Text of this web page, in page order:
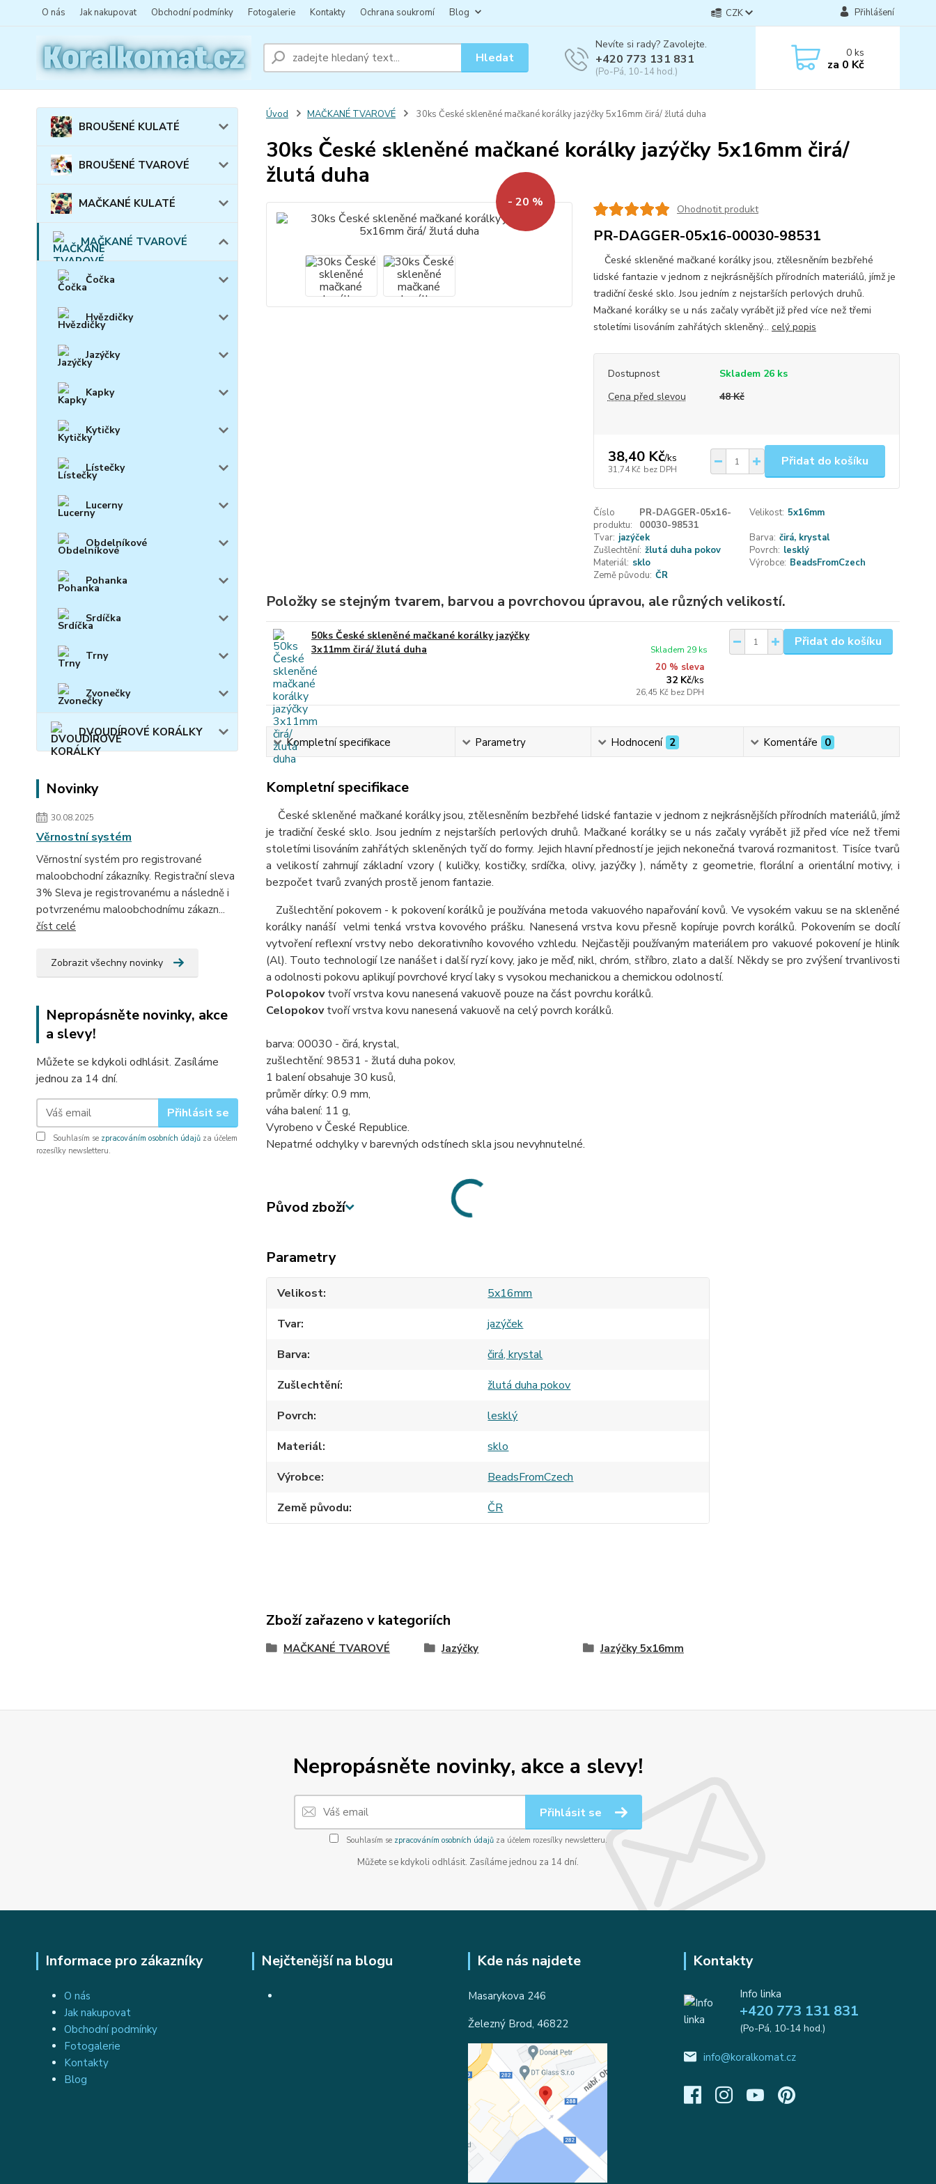
O nás Jak nakupovat Obchodní podmínky Fotogalerie Kontakty Ochrana soukromí Blog CZK Přihlášení
Hledat
Nevíte si rady? Zavolejte.
+420 773 131 831
(Po-Pá, 10-14 hod.)
0ks
za 0 Kč
BROUŠENÉ KULATÉ
BROUŠENÉ TVAROVÉ
MAČKANÉ KULATÉ
MAČKANÉ TVAROVÉ
Čočka
Hvězdičky
Jazýčky
Kapky
Kytičky
Lístečky
Lucerny
Obdelníkové
Pohanka
Srdíčka
Trny
Zvonečky
DVOUDÍROVÉ KORÁLKY
Novinky
30.08.2025
Věrnostní systém
Věrnostní systém pro registrované
maloobchodní zákazníky. Registrační sleva
3% Sleva je registrovanému a následně i
potvrzenému maloobchodnímu zákazn...
číst celé
Zobrazit všechny novinky
Nepropásněte novinky, akce
a slevy!
Můžete se kdykoli odhlásit. Zasíláme
jednou za 14 dní.
Přihlásit se
Souhlasím se zpracováním osobních údajů za účelem
rozesílky newsletteru.
Úvod MAČKANÉ TVAROVÉ 30ks České skleněné mačkané korálky jazýčky 5x16mm čirá/ žlutá duha
30ks České skleněné mačkané korálky jazýčky 5x16mm čirá/
žlutá duha
- 20 % Ohodnotit produkt
PR-DAGGER-05x16-00030-98531
České skleněné mačkané korálky jsou, ztělesněním bezbřehé
lidské fantazie v jednom z nejkrásnějších přírodních materiálů, jímž je
tradiční české sklo. Jsou jedním z nejstarších perlových druhů.
Mačkané korálky se u nás začaly vyrábět již před více než třemi
stoletími lisováním zahřátých skleněný... celý popis
Dostupnost
Skladem 26 ks
Cena před slevou
48 Kč
38,40 Kč/ks
31,74 Kč bez DPH
Přidat do košíku
Číslo
produktu:
PR-DAGGER-05x16-
00030-98531
Velikost: 5x16mm
Tvar: jazýček Barva: čirá, krystal
Zušlechtění: žlutá duha pokov Povrch: lesklý
Materiál: sklo Výrobce: BeadsFromCzech
Země původu: ČR
Položky se stejným tvarem, barvou a povrchovou úpravou, ale různých velikostí.
50ks České skleněné mačkané korálky jazýčky
3x11mm čirá/ žlutá duha
20 % sleva
32 Kč/ks
26,45 Kč bez DPH
Skladem 29 ks
Přidat do košíku
Kompletní specifikace Parametry Hodnocení 2 Komentáře 0
Kompletní specifikace
České skleněné mačkané korálky jsou, ztělesněním bezbřehé lidské fantazie v jednom z nejkrásnějších přírodních materiálů, jímž
je tradiční české sklo. Jsou jedním z nejstarších perlových druhů. Mačkané korálky se u nás začaly vyrábět již před více než třemi
stoletími lisováním zahřátých skleněných tyčí do formy. Jejich hlavní předností je jejich nekonečná tvarová rozmanitost. Tisíce tvarů
a velikostí zahrnují základní vzory ( kuličky, kostičky, srdíčka, olivy, jazýčky ), náměty z geometrie, florální a orientální motivy, i
bezpočet tvarů zvaných prostě jenom fantazie.
Zušlechtění pokovem - k pokovení korálků je používána metoda vakuového napařování kovů. Ve vysokém vakuu se na skleněné
korálky nanáší velmi tenká vrstva kovového prášku. Nanesená vrstva kovu přesně kopíruje povrch korálků. Pokovením se docílí
vytvoření reflexní vrstvy nebo dekorativního kovového vzhledu. Nejčastěji používaným materiálem pro vakuové pokovení je hliník
(Al). Touto technologií lze nanášet i další ryzí kovy, jako je měď, nikl, chróm, stříbro, zlato a další. Někdy se pro zvýšení trvanlivosti
a odolnosti pokovu aplikují povrchové krycí laky s vysokou mechanickou a chemickou odolností.
Polopokovtvoří vrstva kovu nanesená vakuově pouze na část povrchu korálků.
Celopokovtvoří vrstva kovu nanesená vakuově na celý povrch korálků.
barva: 00030 - čirá, krystal,
zušlechtění: 98531 - žlutá duha pokov,
1 balení obsahuje 30 kusů,
průměr dírky: 0.9 mm,
váha balení: 11 g,
Vyrobeno v České Republice.
Nepatrné odchylky v barevných odstínech skla jsou nevyhnutelné.
Původ zboží
Parametry
Velikost
5x16mm
Tvar
jazýček
Barva
čirá, krystal
Zušlechtění
žlutá duha pokov
Povrch
lesklý
Materiál
sklo
Výrobce
BeadsFromCzech
Země původu
ČR
Zboží zařazeno v kategoriích
MAČKANÉ TVAROVÉ Jazýčky Jazýčky 5x16mm
Nepropásněte novinky, akce a slevy!
Přihlásit se
Souhlasím se zpracováním osobních údajůza účelem rozesílky newsletteru.
Můžete se kdykoli odhlásit. Zasíláme jednou za 14 dní.
Informace pro zákazníky
O nás
Jak nakupovat
Obchodní podmínky
Fotogalerie
Kontakty
Blog
Nejčtenější na blogu Kde nás najdete
Masarykova 246
Železný Brod, 46822
Kontakty
Info linka
+420 773 131 831
(Po-Pá, 10-14 hod.)
info@koralkomat.cz